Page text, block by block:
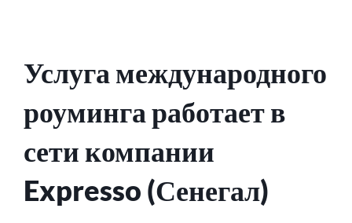
Услуга международного
роуминга работает в
сети компании
Expresso (Сенегал)